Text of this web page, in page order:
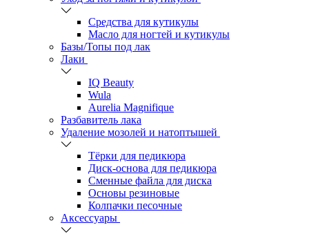
Средства для кутикулы
Масло для ногтей и кутикулы
Базы/Топы под лак
Лаки
IQ Beauty
Wula
Aurelia Magnifique
Разбавитель лака
Удаление мозолей и натоптышей
Тёрки для педикюра
Диск-основа для педикюра
Сменные файла для диска
Основы резиновые
Колпачки песочные
Аксессуары